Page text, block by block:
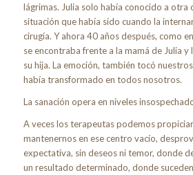
lágrimas. Julia solo había conocido a otra
situación que había sido cuando la
cirugía. Y ahora 40 años después, como
se encontraba frente a la mamá de Julia y
su hija. La emoción, también tocó
había transformado en todos nosotros.
La sanación opera en niveles
A veces los terapeutas podemos
mantenernos en ese centro vacío,
expectativa, sin deseos ni temor, donde
un resultado determinado, donde